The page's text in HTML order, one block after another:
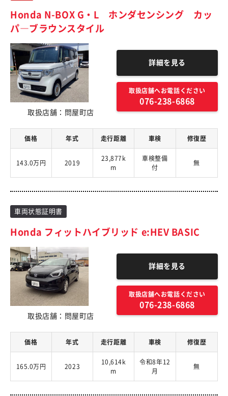
Honda N-BOX G・L ホンダセンシング カッ
パ―ブラウンスタイル
取扱店舗：問屋町店
詳細を見る
取扱店舗へお電話ください
076-238-6868
価格 年式 走行距離 車検 修復歴
143.0万円 2019
23,877k
m
車検整備
付
無
車両状態証明書
Honda フィットハイブリッド e:HEV BASIC
取扱店舗：問屋町店
詳細を見る
取扱店舗へお電話ください
076-238-6868
価格 年式 走行距離 車検 修復歴
165.0万円 2023
10,614k
m
令和8年12
月
無